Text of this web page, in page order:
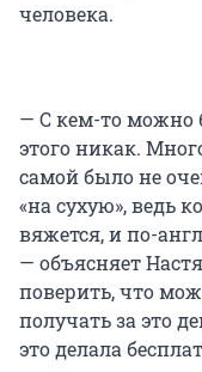
человека.
— С кем-то можно
этого никак.
самой было не
«на сухую», ведь
вяжется, и по-
— объясняет
поверить, что
получать за это
это делала